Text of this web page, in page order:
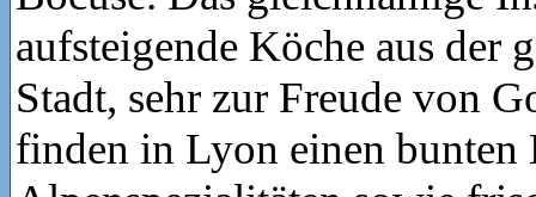
aufsteigende Köche aus der
Stadt, sehr zur Freude von
finden in Lyon einen bunten